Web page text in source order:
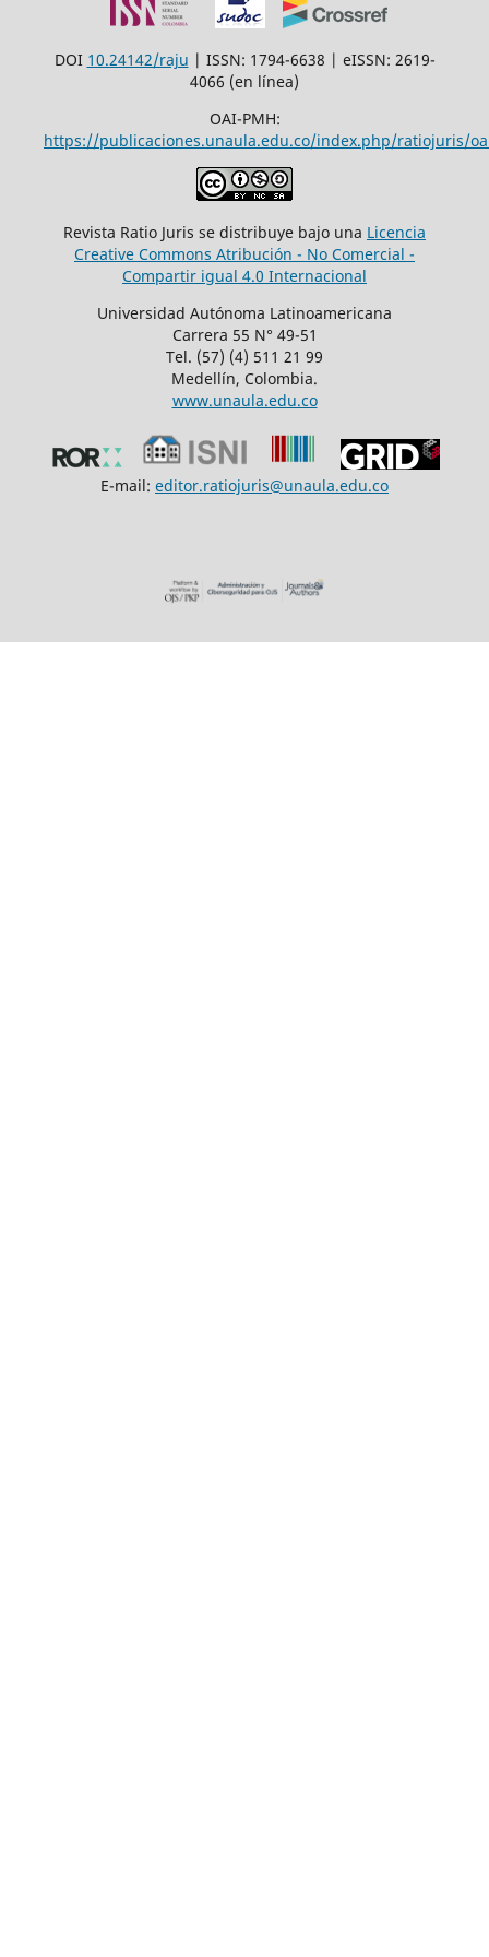
DOI 10.24142/raju | ISSN: 1794-6638 | eISSN: 2619-
4066 (en línea)
OAI-PMH:
https://publicaciones.unaula.edu.co/index.php/ratiojuris/
Revista Ratio Juris se distribuye bajo una Licencia
Creative Commons Atribución - No Comercial -
Compartir igual 4.0 Internacional
Universidad Autónoma Latinoamericana
Carrera 55 N° 49-51
Tel. (57) (4) 511 21 99
Medellín, Colombia.
www.unaula.edu.co
E-mail: editor.ratiojuris@unaula.edu.co